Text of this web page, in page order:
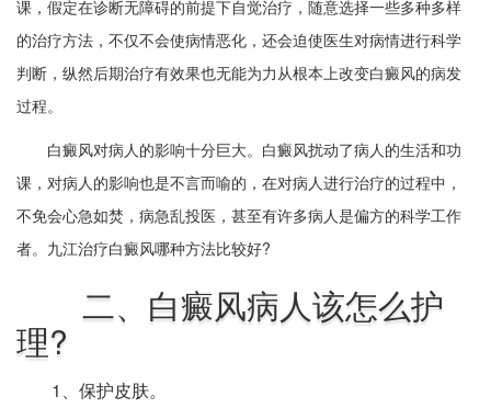
课，假定在诊断无障碍的前提下自觉治疗，随意选择一些多种多样
的治疗方法，不仅不会使病情恶化，还会迫使医生对病情进行科学
判断，纵然后期治疗有效果也无能为力从根本上改变白癜风的病发
过程。
白癜风对病人的影响十分巨大。白癜风扰动了病人的生活和功
课，对病人的影响也是不言而喻的，在对病人进行治疗的过程中，
不免会心急如焚，病急乱投医，甚至有许多病人是偏方的科学工作
者。九江治疗白癜风哪种方法比较好?
二、白癜风病人该怎么护
理?
1、保护皮肤。